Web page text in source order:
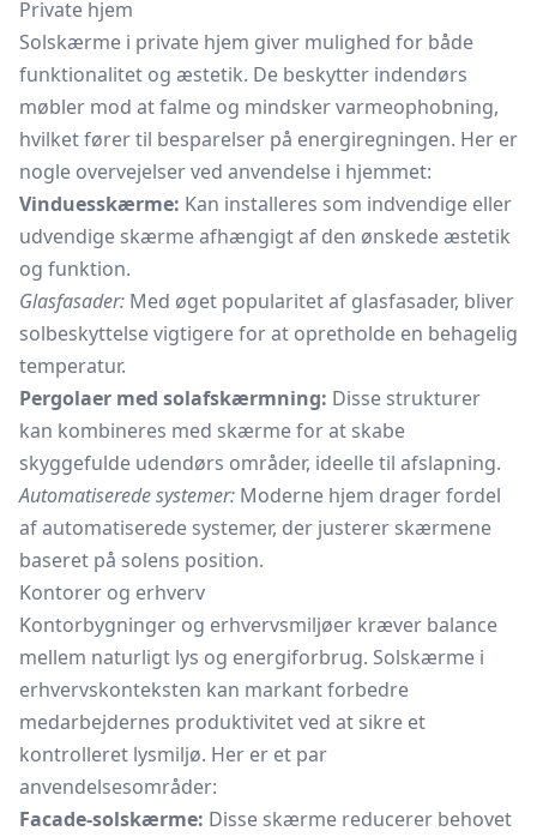
Private hjem
Solskærme i private hjem giver mulighed for både
funktionalitet og æstetik. De beskytter indendørs
møbler mod at falme og mindsker varmeophobning,
hvilket fører til besparelser på energiregningen. Her er
nogle overvejelser ved anvendelse i hjemmet:
Vinduesskærme: Kan installeres som indvendige eller
udvendige skærme afhængigt af den ønskede æstetik
og funktion.
Glasfasader: Med øget popularitet af glasfasader, bliver
solbeskyttelse vigtigere for at opretholde en behagelig
temperatur.
Pergolaer med solafskærmning: Disse strukturer
kan kombineres med skærme for at skabe
skyggefulde udendørs områder, ideelle til afslapning.
Automatiserede systemer: Moderne hjem drager fordel
af automatiserede systemer, der justerer skærmene
baseret på solens position.
Kontorer og erhverv
Kontorbygninger og erhvervsmiljøer kræver balance
mellem naturligt lys og energiforbrug. Solskærme i
erhvervskonteksten kan markant forbedre
medarbejdernes produktivitet ved at sikre et
kontrolleret lysmiljø. Her er et par
anvendelsesområder:
Facade-solskærme: Disse skærme reducerer behovet